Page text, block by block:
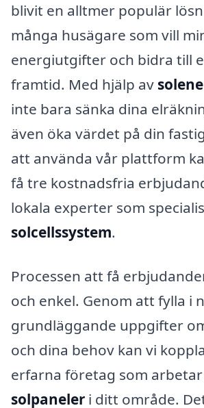
blivit en alltmer populär
många husägare som vill
energiutgifter och bidra till
framtid. Med hjälp av
inte bara sänka dina
även öka värdet på din
att använda vår plattform
få tre kostnadsfria
lokala experter som
solcellssystem.
Processen att få
och enkel. Genom att fylla i
grundläggande uppgifter
och dina behov kan vi
erfarna företag som
solpaneler i ditt område.